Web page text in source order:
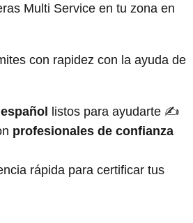
Multi Service en tu zona en
con rapidez con la ayuda de
listos para ayudarte ✍
profesionales de confianza
rápida para certificar tus